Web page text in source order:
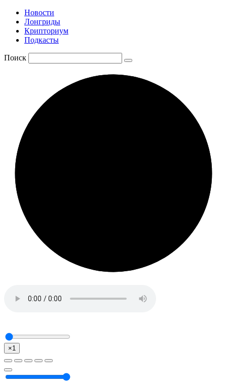
Новости
Лонгриды
Крипториум
Подкасты
Поиск
×1